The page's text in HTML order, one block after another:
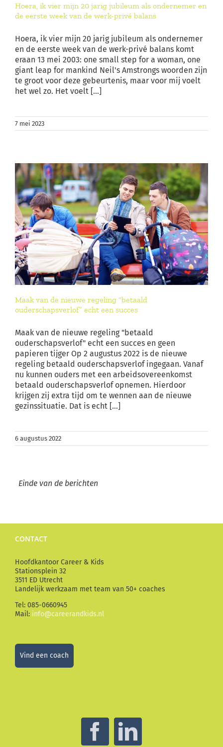
Hoera, ik vier mijn 20 jarig jubileum als ondernemer en
de eerste week van de werk-privé balans
Hoera, ik vier mijn 20 jarig jubileum als ondernemer
en de eerste week van de werk-privé balans komt
eraan 13 mei 2003: one small step for a woman, one
giant leap for mankind Neil's Amstrongs woorden zijn
te groot voor deze gebeurtenis, maar voor mij voelt
het wel zo. Het voelt [...]
7 mei 2023
Maak van de nieuwe regeling “betaald
ouderschapsverlof” echt een succes
Maak van de nieuwe regeling "betaald
ouderschapsverlof" echt een succes en geen
papieren tijger Op 2 augustus 2022 is de nieuwe
regeling betaald ouderschapsverlof ingegaan. Vanaf
nu kunnen ouders met een arbeidsovereenkomst
betaald ouderschapsverlof opnemen. Hierdoor
krijgen zij extra tijd om te wennen aan de nieuwe
gezinssituatie. Dat is echt [...]
6 augustus 2022
Stationsplein 32
3511 ED Utrecht
Landelijk werkzaam met team van 50+ coaches
Tel: 085-0660945
Mail:info@careerandkids.nl
Vind een coach
Facebook
LinkedIn